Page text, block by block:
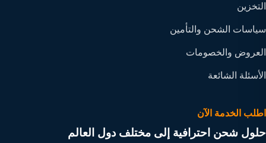
التخزين
سياسات الشحن والتأمين
العروض والخصومات
الأسئلة الشائعة
اطلب الخدمة الآن
حلول شحن احترافية إلى مختلف دول العالم